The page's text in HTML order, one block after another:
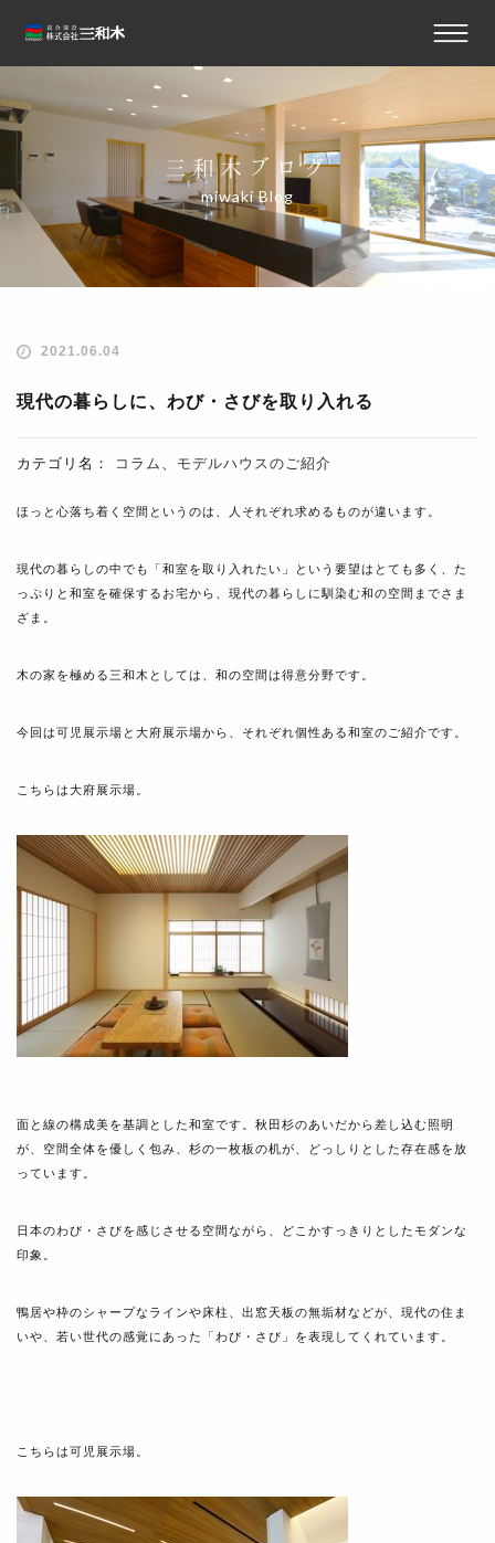
三和木ブログ
miwaki Blog
2021.06.04
現代の暮らしに、わび・さびを取り入れる
カテゴリ名： コラム 、 モデルハウスのご紹介
ほっと心落ち着く空間というのは、人それぞれ求めるものが違います。
現代の暮らしの中でも「和室を取り入れたい」という要望はとても多く、た
っぷりと和室を確保するお宅から、現代の暮らしに馴染む和の空間までさま
ざま。
木の家を極める三和木としては、和の空間は得意分野です。
今回は可児展示場と大府展示場から、それぞれ個性ある和室のご紹介です。
こちらは大府展示場。
面と線の構成美を基調とした和室です。秋田杉のあいだから差し込む照明
が、空間全体を優しく包み、杉の一枚板の机が、どっしりとした存在感を放
っています。
日本のわび・さびを感じさせる空間ながら、どこかすっきりとしたモダンな
印象。
鴨居や枠のシャープなラインや床柱、出窓天板の無垢材などが、現代の住ま
いや、若い世代の感覚にあった「わび・さび」を表現してくれています。
こちらは可児展示場。